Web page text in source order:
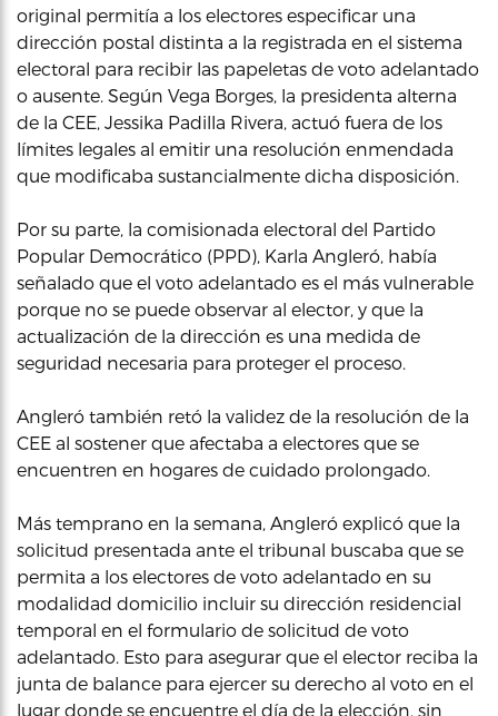
original permitía a los electores especificar una
dirección postal distinta a la registrada en el sistema
electoral para recibir las papeletas de voto adelantado
o ausente. Según Vega Borges, la presidenta alterna
de la CEE, Jessika Padilla Rivera, actuó fuera de los
límites legales al emitir una resolución enmendada
que modificaba sustancialmente dicha disposición.
Por su parte, la comisionada electoral del Partido
Popular Democrático (PPD), Karla Angleró, había
señalado que el voto adelantado es el más vulnerable
porque no se puede observar al elector, y que la
actualización de la dirección es una medida de
seguridad necesaria para proteger el proceso.
Angleró también retó la validez de la resolución de la
CEE al sostener que afectaba a electores que se
encuentren en hogares de cuidado prolongado.
Más temprano en la semana, Angleró explicó que la
solicitud presentada ante el tribunal buscaba que se
permita a los electores de voto adelantado en su
modalidad domicilio incluir su dirección residencial
temporal en el formulario de solicitud de voto
adelantado. Esto para asegurar que el elector reciba la
junta de balance para ejercer su derecho al voto en el
lugar donde se encuentre el día de la elección, sin